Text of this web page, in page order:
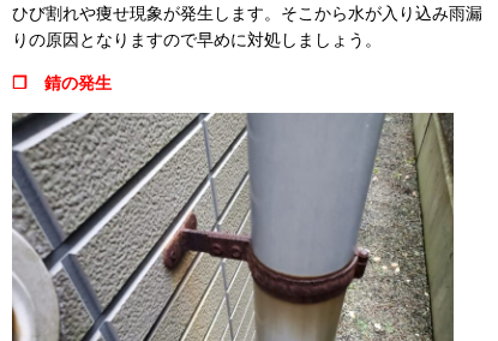
ひび割れや痩せ現象が発生します。そこから水が入り込み雨漏
りの原因となりますので早めに対処しましょう。
❒ 錆の発生